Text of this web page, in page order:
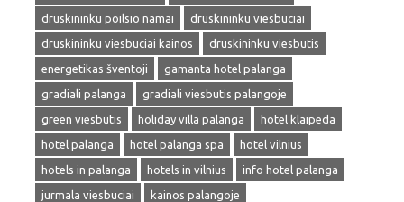
druskininku poilsio namai
druskininku viesbuciai
druskininku viesbuciai kainos
druskininku viesbutis
energetikas šventoji
gamanta hotel palanga
gradiali palanga
gradiali viesbutis palangoje
green viesbutis
holiday villa palanga
hotel klaipeda
hotel palanga
hotel palanga spa
hotel vilnius
hotels in palanga
hotels in vilnius
info hotel palanga
jurmala viesbuciai
kainos palangoje